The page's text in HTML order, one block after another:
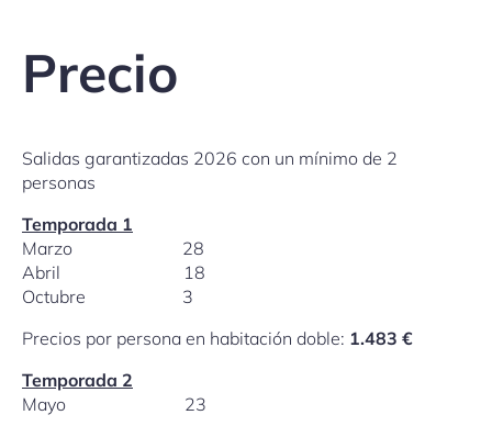
Precio
Salidas garantizadas 2026 con un mínimo de 2
personas
Temporada 1
Marzo 28
Abril 18
Octubre 3
Precios por persona en habitación doble: 1.483 €
Temporada 2
Mayo 23